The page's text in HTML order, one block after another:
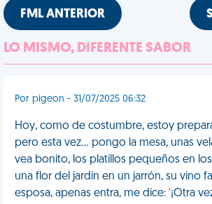
FML ANTERIOR
LO MISMO, DIFERENTE SABOR
Por pigeon - 31/07/2025 06:32
Hoy, como de costumbre, estoy
pero esta vez... pongo la mesa, unas
vea bonito, los platillos pequeños en
una flor del jardín en un jarrón, su vino
esposa, apenas entra, me dice: '¡Otra